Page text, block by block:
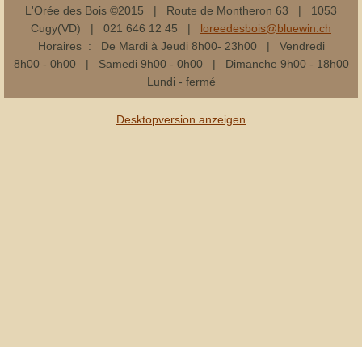
L'Orée des Bois ©2015 | Route de Montheron 63 | 1053
Cugy(VD) | 021 646 12 45 | loreedesbois@bluewin.ch
Horaires : De Mardi à Jeudi 8h00- 23h00 | Vendredi
8h00 - 0h00 | Samedi 9h00 - 0h00 | Dimanche 9h00 - 18h00
Lundi - fermé
Desktopversion anzeigen